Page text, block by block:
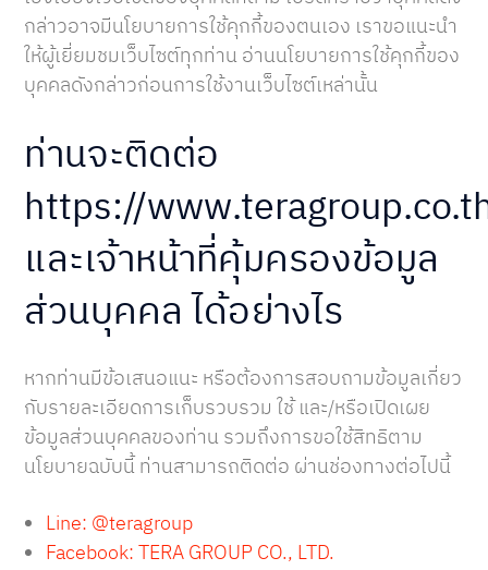
กล่าวอาจมีนโยบายการใช้คุกกี้ของตนเอง เราขอแนะนำ
ให้ผู้เยี่ยมชมเว็บไซต์ทุกท่าน อ่านนโยบายการใช้คุกกี้ของ
บุคคลดังกล่าวก่อนการใช้งานเว็บไซต์เหล่านั้น
ท่านจะติดต่อ
https://
และเจ้าหน้าที่คุ้มครองข้อมูล
ส่วนบุคคล ได้อย่างไร
หากท่านมีข้อเสนอแนะ หรือต้องการสอบถามข้อมูลเกี่ยว
กับรายละเอียดการเก็บรวบรวม ใช้ และ/หรือเปิดเผย
ข้อมูลส่วนบุคคลของท่าน รวมถึงการขอใช้สิทธิตาม
นโยบายฉบับนี้ ท่านสามารถติดต่อ ผ่านช่องทางต่อไปนี้
Line: @teragroup
Facebook: TERA GROUP CO., LTD.